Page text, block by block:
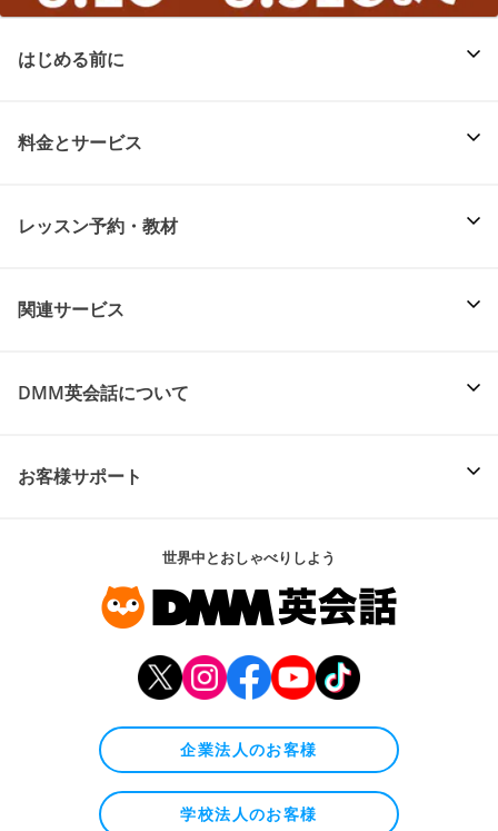
はじめる前に
料金とサービス
レッスン予約・教材
関連サービス
DMM英会話について
お客様サポート
世界中とおしゃべりしよう
企業法人のお客様
学校法人のお客様